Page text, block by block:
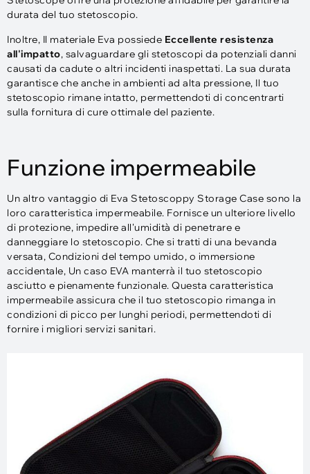
durata del tuo stetoscopio.
Inoltre, Il materiale Eva possiede Eccellente resistenza
all'impatto, salvaguardare gli stetoscopi da potenziali danni
causati da cadute o altri incidenti inaspettati. La sua durata
garantisce che anche in ambienti ad alta pressione, Il tuo
stetoscopio rimane intatto, permettendoti di concentrarti
sulla fornitura di cure ottimale del paziente.
Funzione impermeabile
Un altro vantaggio di Eva Stetoscoppy Storage Case sono la
loro caratteristica impermeabile. Fornisce un ulteriore livello
di protezione, impedire all'umidità di penetrare e
danneggiare lo stetoscopio. Che si tratti di una bevanda
versata, Condizioni del tempo umido, o immersione
accidentale, Un caso EVA manterrà il tuo stetoscopio
asciutto e pienamente funzionale. Questa caratteristica
impermeabile assicura che il tuo stetoscopio rimanga in
condizioni di picco per lunghi periodi, permettendoti di
fornire i migliori servizi sanitari.